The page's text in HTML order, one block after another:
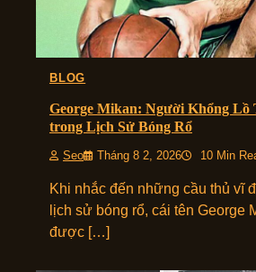
BLOG
George Mikan: Người Khổng Lồ
trong Lịch Sử Bóng Rổ
Seo Tháng 8 2, 2026 10 Min
Khi nhắc đến những cầu thủ vĩ
lịch sử bóng rổ, cái tên George
được […]